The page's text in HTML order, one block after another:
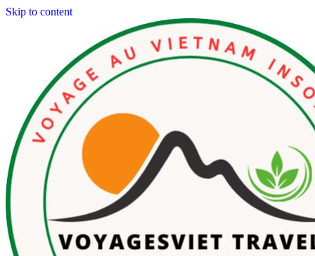
Skip to content